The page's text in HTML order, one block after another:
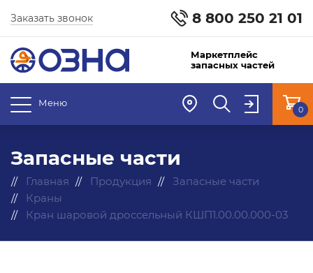
8 800 250 21 01
Заказать звонок
Маркетплейс
запасных частей
Меню
0
Запасные части
Главная Продукция
Запасные части
Краны
Кран шаровой дроссельный КШП1.00.00.000-03